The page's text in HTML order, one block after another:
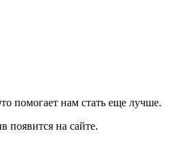
помогает нам стать еще лучше.
появится на сайте.